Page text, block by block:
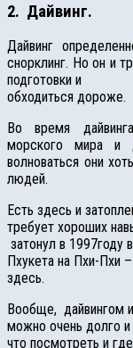
2. Дайвинг.
Дайвинг
снорклинг. Но он и
подготовки и
обходиться дороже.
Во время
морского мира
волноваться они
людей.
Есть здесь и
требует хороших
затонул в 1997году
Пхукета на Пхи-Пхи
здесь.
Вообще, дайвингом
можно очень долго
что посмотреть и